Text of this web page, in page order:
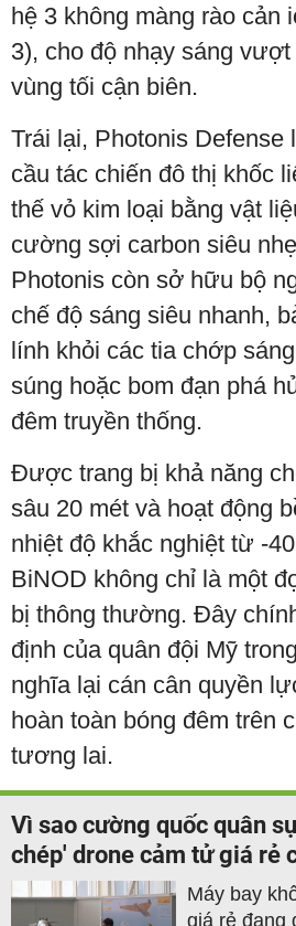
hệ 3 không màng rào cản
3), cho độ nhạy sáng
vùng tối cận biên.
Trái lại, Photonis
cầu tác chiến đô thị khốc
thế vỏ kim loại bằng vật
cường sợi carbon siêu
Photonis còn sở hữu bộ
chế độ sáng siêu nhanh,
lính khỏi các tia chớp
súng hoặc bom đạn phá
đêm truyền thống.
Được trang bị khả năng
sâu 20 mét và hoạt động
nhiệt độ khắc nghiệt từ -
BiNOD không chỉ là một
bị thông thường. Đây
định của quân đội Mỹ
nghĩa lại cán cân quyền
hoàn toàn bóng đêm trên
tương lai.
Vì sao cường quốc quân
chép' drone cảm tử giá rẻ
Máy bay
giá rẻ đang